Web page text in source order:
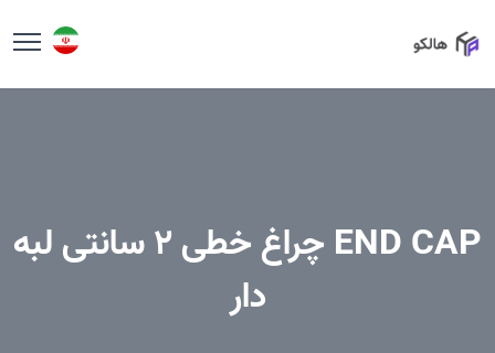
END CAP چراغ خطی 2 سانتی لبه
دار